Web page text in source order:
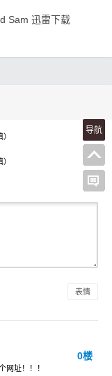
Sam 迅雷下载
表情
0楼
网址！！！
导航